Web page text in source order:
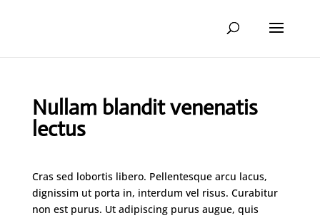
Nullam blandit venenatis
lectus
Cras sed lobortis libero. Pellentesque arcu lacus,
dignissim ut porta in, interdum vel risus. Curabitur
non est purus. Ut adipiscing purus augue, quis